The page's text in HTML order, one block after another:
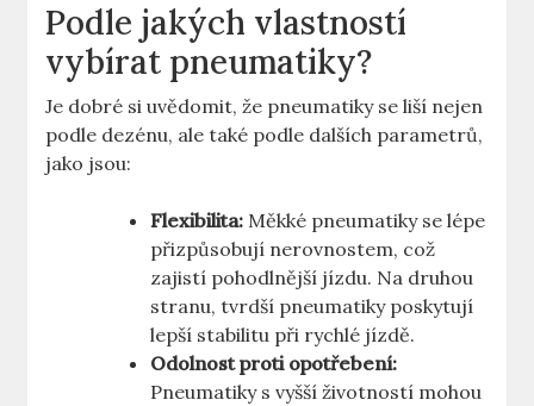
Podle jakých vlastností
vybírat pneumatiky?
Je dobré si uvědomit, že pneumatiky se liší nejen
podle dezénu, ale také podle dalších parametrů,
jako jsou:
Flexibilita: Měkké pneumatiky se lépe
přizpůsobují nerovnostem, což
zajistí pohodlnější jízdu. Na druhou
stranu, tvrdší pneumatiky poskytují
lepší stabilitu při rychlé jízdě.
Odolnost proti opotřebení:
Pneumatiky s vyšší životností mohou